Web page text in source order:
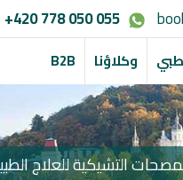
+420 778 050 055
وكلاؤنا B2B
التشيكية للعلاج